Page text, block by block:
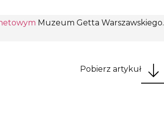
Muzeum Getta Warszawskiego.
Pobierz artykuł